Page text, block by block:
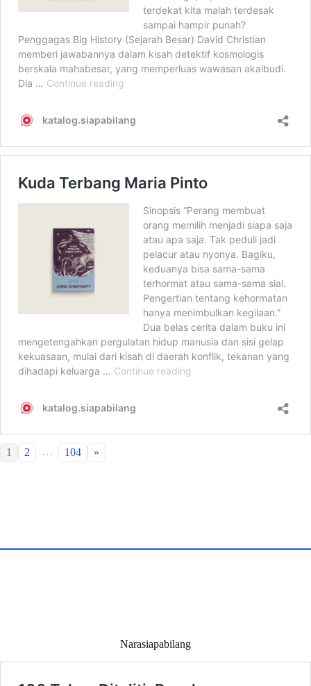
1 2 … 104 »
Narasiapabilang